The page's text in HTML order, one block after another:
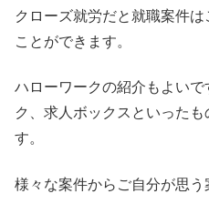
クローズ就労だと就職案件
ことができます。
ハローワークの紹介もよい
ク、求人ボックスといった
す。
様々な案件からご自分が思う